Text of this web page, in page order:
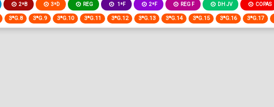
2ªB 3ªD REG 1ªF 2ªF REG F DH JV COPAS
3ªG.8 3ªG.9 3ªG.10 3ªG.11 3ªG.12 3ªG.13 3ªG.14 3ªG.15 3ªG.16 3ªG.17